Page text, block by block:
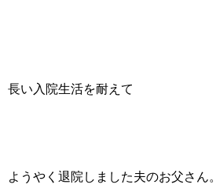
長い入院生活を耐えて
ようやく退院しました夫のお父さん。